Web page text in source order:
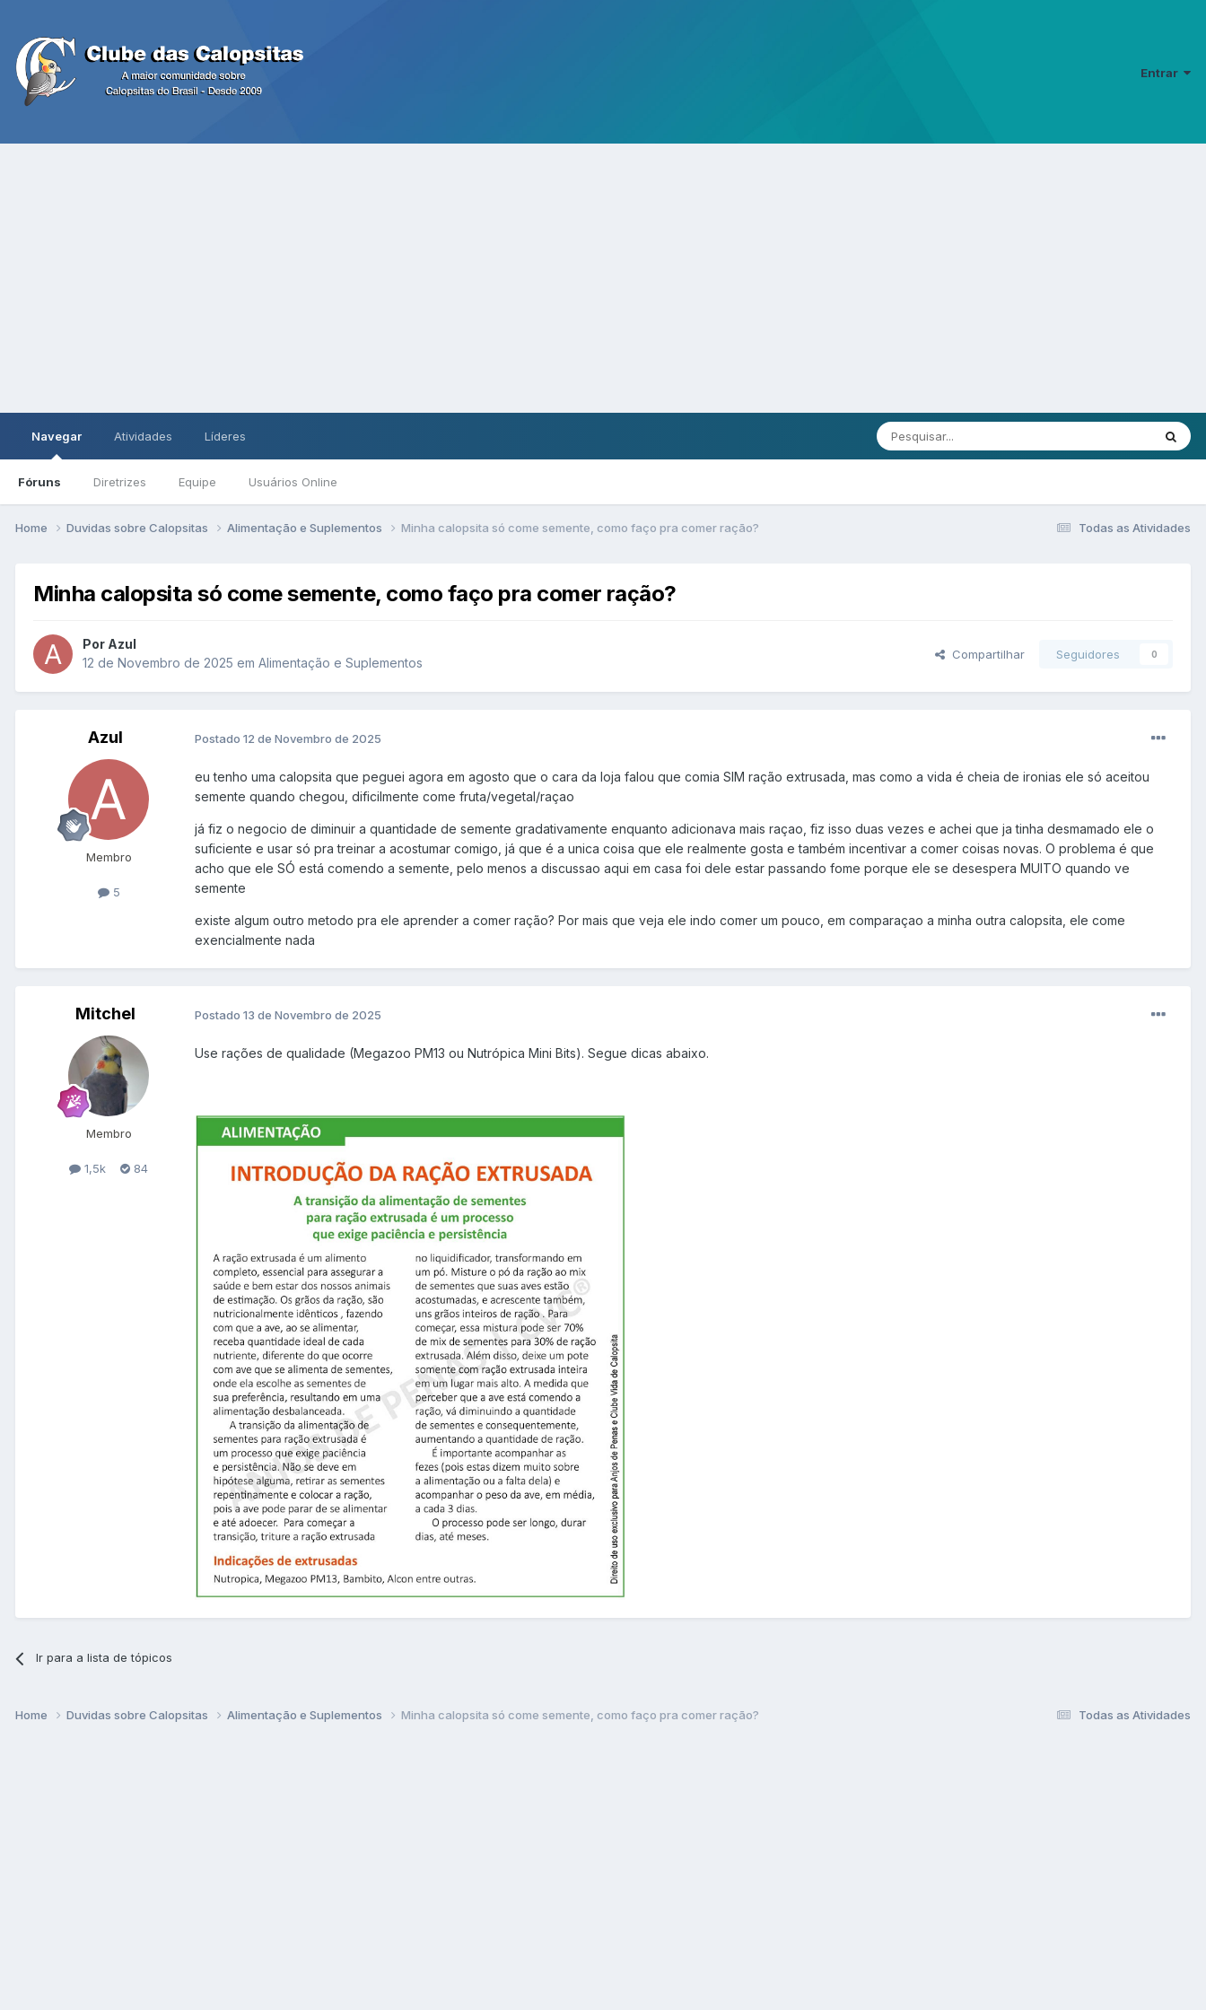
Entrar
Navegar
Fóruns Diretrizes Equipe Usuários Online
Atividades Líderes
Todas as Atividades
Home Duvidas sobre Calopsitas Alimentação e Suplementos Minha calopsita só come semente, como faço pra comer ração?
Minha calopsita só come semente, como faço pra comer ração?
Por Azul
12 de Novembro de 2025 em Alimentação e Suplementos
Compartilhar Seguidores 0
Azul
Membro
5
Postado 12 de Novembro de 2025
eu tenho uma calopsita que peguei agora em agosto que o cara da loja falou que comia SIM ração extrusada, mas como a vida é cheia de ironias ele só aceitou
semente quando chegou, dificilmente come fruta/vegetal/raçao
já fiz o negocio de diminuir a quantidade de semente gradativamente enquanto adicionava mais raçao, fiz isso duas vezes e achei que ja tinha desmamado ele o
suficiente e usar só pra treinar a acostumar comigo, já que é a unica coisa que ele realmente gosta e também incentivar a comer coisas novas. O problema é que
acho que ele SÓ está comendo a semente, pelo menos a discussao aqui em casa foi dele estar passando fome porque ele se desespera MUITO quando ve
semente
existe algum outro metodo pra ele aprender a comer ração? Por mais que veja ele indo comer um pouco, em comparaçao a minha outra calopsita, ele come
exencialmente nada
Mitchel
Membro
1,5k 84
Postado 13 de Novembro de 2025
Use rações de qualidade (Megazoo PM13 ou Nutrópica Mini Bits). Segue dicas abaixo.
Ir para a lista de tópicos
Todas as Atividades
Home Duvidas sobre Calopsitas Alimentação e Suplementos Minha calopsita só come semente, como faço pra comer ração?